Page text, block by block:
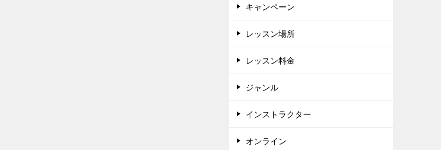
キャンペーン
レッスン場所
レッスン料金
ジャンル
インストラクター
オンライン